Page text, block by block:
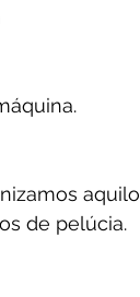
aquilo
de pelúcia.